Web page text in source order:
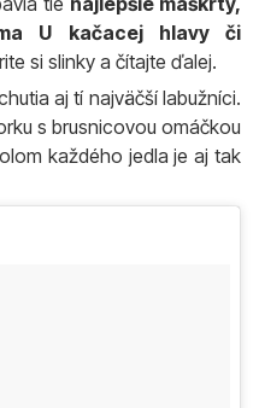
U kačacej hlavy či
si slinky a čítajte ďalej.
aj tí najväčší labužníci.
s brusnicovou omáčkou
každého jedla je aj tak